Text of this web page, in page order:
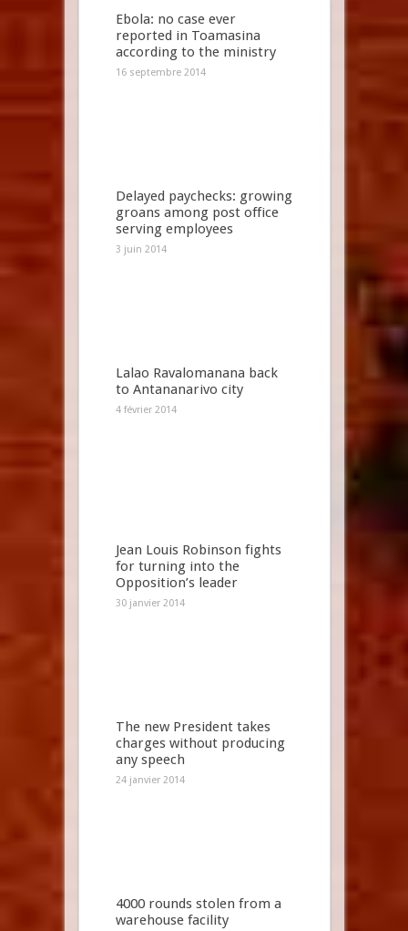
Ebola: no case ever
reported in Toamasina
according to the ministry
16 septembre 2014
Delayed paychecks: growing
groans among post office
serving employees
3 juin 2014
Lalao Ravalomanana back
to Antananarivo city
4 février 2014
Jean Louis Robinson fights
for turning into the
Opposition’s leader
30 janvier 2014
The new President takes
charges without producing
any speech
24 janvier 2014
4000 rounds stolen from a
warehouse facility